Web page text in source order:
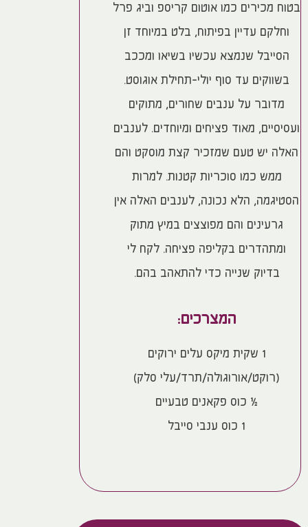
בטוח מכירים כמו אוטום קריספ וביג פרל
וחלקם עדיין בפיתוח, בלט במיוחד זן
הסייבל שנמצא עכשיו בשיאו ומככב
בשווקים עד סוף יולי-תחילת אוגוסט.
מדובר על ענבים שחורים, מתוקים
ועסיסיים, מאוד פציחים ומיוחדים. לענבים
האלה יש טעם שמזכיר קצת מוסקט והם
ממש כמו סוכריות קטנות. למרות
הסטיגמה, הלא נכונה, לענבים האלה אין
גרעינים והם מפוצצים במיץ מתוק
ומתהדרים בקליפה פציחה. לקח לי
בדיוק שנייה כדי להתאהב בהם.
המצרכים:
1 שקית מיקס עלים ירוקים
(רוקט/אורוגולה/תרד/עלי סלק)
½ כוס פקאנים טבעיים
1 כוס ענבי סייבל